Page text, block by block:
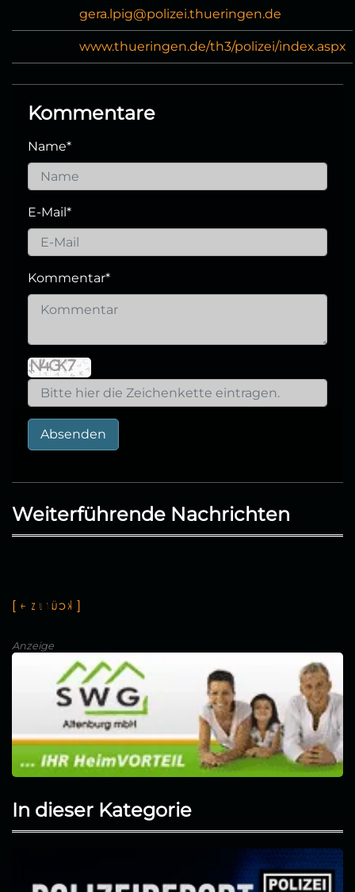
gera.lpig@polizei.thueringen.de
www.thueringen.de/th3/polizei/index.aspx
Kommentare
Name*
E-Mail*
Kommentar*
Absenden
Weiterführende Nachrichten
[ ← z u r ück ]
Anzeige
In dieser Kategorie